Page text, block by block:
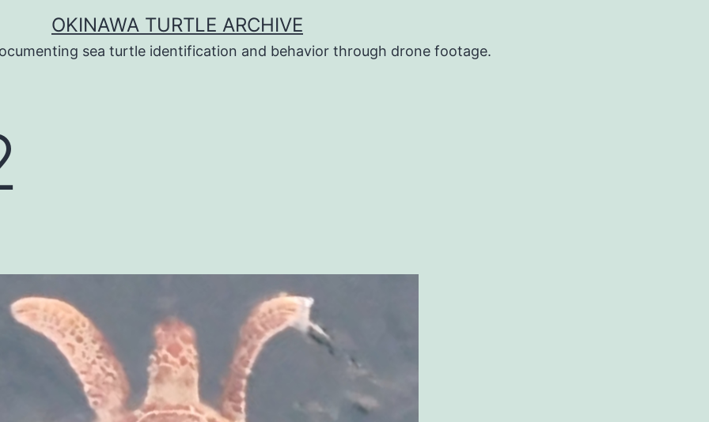
OKINAWA TURTLE ARCHIVE
sea turtle identification and behavior through drone footage.